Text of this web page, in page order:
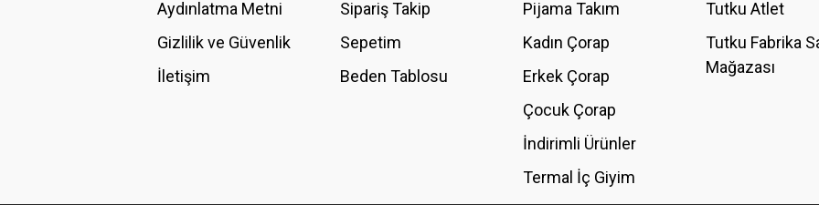
Aydınlatma Metni
Gizlilik ve Güvenlik
İletişim
Sipariş Takip
Sepetim
Beden Tablosu
Pijama Takım
Kadın Çorap
Erkek Çorap
Çocuk Çorap
İndirimli Ürünler
Termal İç Giyim
Tutku Atlet
Tutku Fabrika
Mağazası